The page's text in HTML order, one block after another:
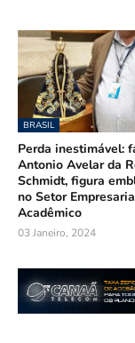
BRASIL
Perda inestimável:
Antonio Avelar da
Schmidt, figura
no Setor
Acadêmico
03 Janeiro, 2024